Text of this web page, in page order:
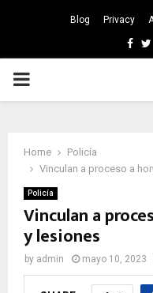
Blog Privacy
PRIMARY
Home
Policía
Vinculan a proceso a
Policía
Vinculan a
y lesiones
by admin mayo 10, 2023